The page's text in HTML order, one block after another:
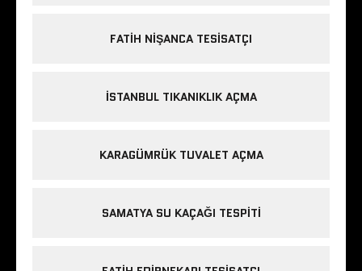
FATIH NIŞANCA TESISATÇI
ISTANBUL TIKANIKLIK AÇMA
KARAGÜMRÜK TUVALET AÇMA
SAMATYA SU KAÇAĞI TESPITI